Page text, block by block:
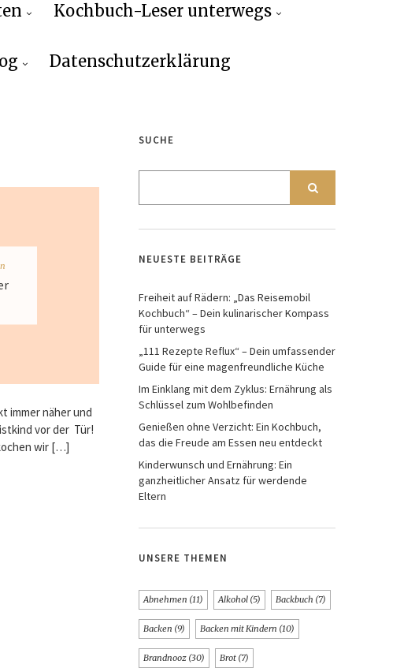
Kochbuch-Leser unterwegs
Datenschutzerklärung
immer näher und
vor der Tür!
wir […]
SUCHE
NEUESTE BEITRÄGE
Freiheit auf Rädern: „Das Reisemobil
Kochbuch“ – Dein kulinarischer Kompass
für unterwegs
„111 Rezepte Reflux“ – Dein umfassender
Guide für eine magenfreundliche Küche
Im Einklang mit dem Zyklus: Ernährung als
Schlüssel zum Wohlbefinden
Genießen ohne Verzicht: Ein Kochbuch,
das die Freude am Essen neu entdeckt
Kinderwunsch und Ernährung: Ein
ganzheitlicher Ansatz für werdende
Eltern
UNSERE THEMEN
Abnehmen (11) Alkohol (5) Backbuch (7)
Backen (9) Backen mit Kindern (10)
Brandnooz (30) Brot (7)